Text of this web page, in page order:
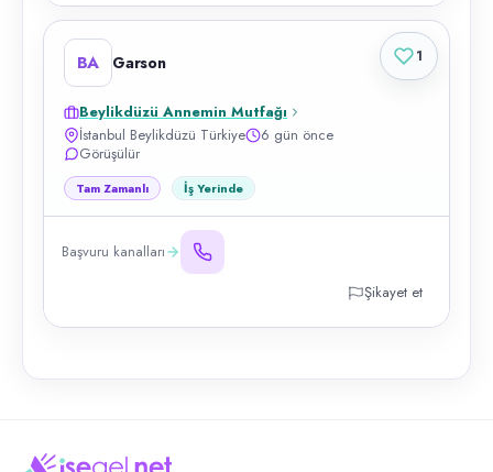
BA Garson
Beylikdüzü Annemin Mutfağı
İstanbul Beylikdüzü Türkiye
6 gün önce
Görüşülür
Tam Zamanlı İş Yerinde
Başvuru kanalları
Şikayet et
1